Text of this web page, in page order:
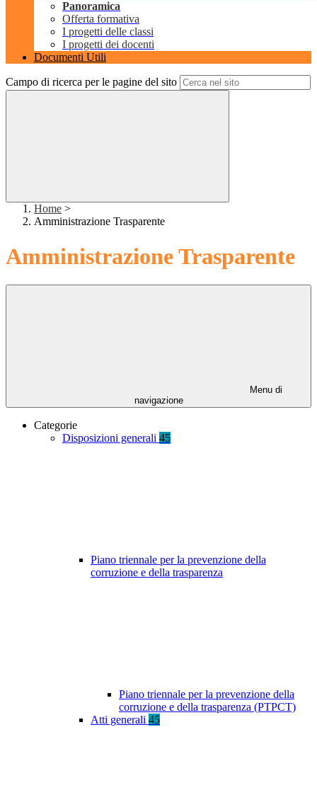
Panoramica
Offerta formativa
I progetti delle classi
I progetti dei docenti
Documenti Utili
Campo di ricerca per le pagine del sito
Home >
Amministrazione Trasparente
Amministrazione Trasparente
Menu di
navigazione
Categorie
Disposizioni generali 45
Piano triennale per la prevenzione della
corruzione e della trasparenza
Piano triennale per la prevenzione della
corruzione e della trasparenza (PTPCT)
Atti generali 45